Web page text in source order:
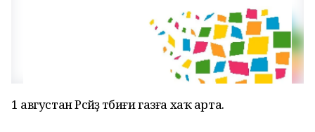
1 августан Рәсәйҙә тәбиғи газға хаҡ арта.